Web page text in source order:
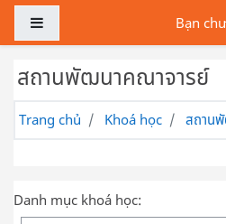
Chuyển tới nội dung chính
Bảng điều khiển cạnhBạn
สถานพัฒนาคณาจารย์
Trang chủ Khoá học สถาน
Danh mục khoá học: